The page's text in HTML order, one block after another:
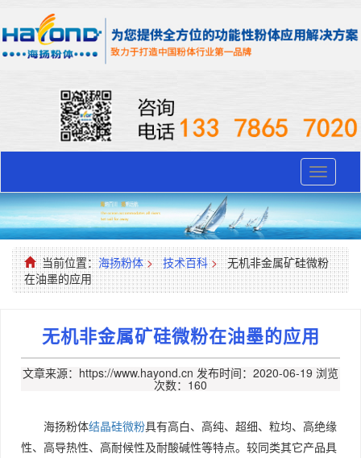
Toggle
当前位置：海扬粉体 > 技术百科 > 无机非金属矿硅微粉
在油墨的应用
无机非金属矿硅微粉在油墨的应用
文章来源：https://www.hayond.cn 发布时间：2020-06-19 浏览
次数：160
海扬粉体结晶硅微粉具有高白、高纯、超细、粒均、高绝缘
性、高导热性、高耐候性及耐酸碱性等特点。较同类其它产品具